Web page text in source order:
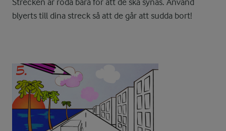
Strecken är röda bara för att de ska synas. Använd
blyerts till dina streck så att de går att sudda bort!